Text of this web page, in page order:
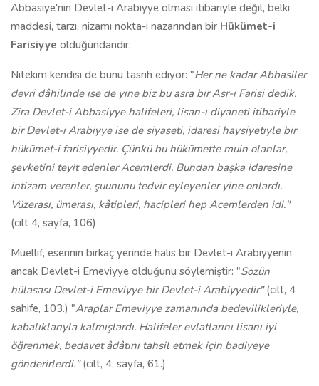
Abbasiye'nin Devlet-i Arabiyye olması itibariyle değil, belki
maddesi, tarzı, nizamı nokta-i nazarından bir Hükümet-i
Farisiyye olduğundandır.
Nitekim kendisi de bunu tasrih ediyor: "Her ne kadar Abbasiler
devri dâhilinde ise de yine biz bu asra bir Asr-ı Farisi dedik.
Zira Devlet-i Abbasiyye halifeleri, lisan-ı diyaneti itibariyle
bir Devlet-i Arabiyye ise de siyaseti, idaresi haysiyetiyle bir
hükümet-i farisiyyedir. Çünkü bu hükümette muin olanlar,
şevketini teyit edenler Acemlerdi. Bundan başka idaresine
intizam verenler, şuununu tedvir eyleyenler yine onlardı.
Vüzerası, ümerası, kâtipleri, hacipleri hep Acemlerden idi."
(cilt 4, sayfa, 106)
Müellif, eserinin birkaç yerinde halis bir Devlet-i Arabiyyenin
ancak Devlet-i Emeviyye olduğunu söylemiştir: "Sözün
hülasası Devlet-i Emeviyye bir Devlet-i Arabiyyedir"(cilt, 4
sahife, 103.) "Araplar Emeviyye zamanında bedevilikleriyle,
kabalıklarıyla kalmışlardı. Halifeler evlatlarını lisanı iyi
öğrenmek, bedavet âdâtını tahsil etmek için badiyeye
gönderirlerdi."(cilt, 4, sayfa, 61.)